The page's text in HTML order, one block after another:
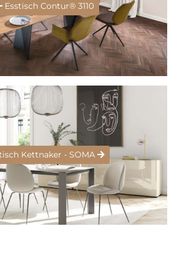
Esstisch Contur® 3110
Kettnaker - SOMA